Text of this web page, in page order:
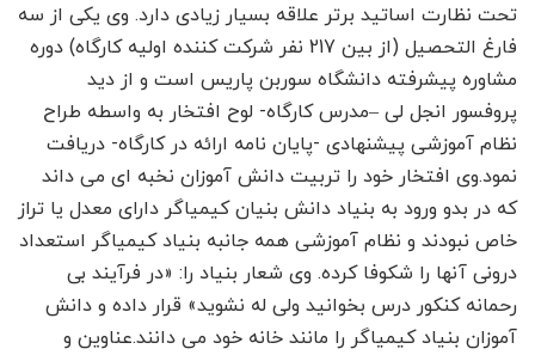
تحت نظارت اساتید برتر علاقه بسیار زیادی دارد. وی یکی از سه
فارغ التحصیل (از بین 217 نفر شرکت کننده اولیه کارگاه) دوره
مشاوره پیشرفته دانشگاه سوربن پاریس است و از دید
پروفسور انجل لی –مدرس کارگاه- لوح افتخار به واسطه طراح
نظام آموزشی پیشنهادی -پایان نامه ارائه در کارگاه- دریافت
نمود.وی افتخار خود را تربیت دانش آموزان نخبه ای می داند
که در بدو ورود به بنیاد دانش بنیان کیمیاگر دارای معدل یا تراز
خاص نبودند و نظام آموزشی همه جانبه بنیاد کیمیاگر استعداد
درونی آنها را شکوفا کرده. وی شعار بنیاد را: «در فرآیند بی
رحمانه کنکور درس بخوانید ولی له نشوید» قرار داده و دانش
آموزان بنیاد کیمیاگر را مانند خانه خود می دانند.عناوین و